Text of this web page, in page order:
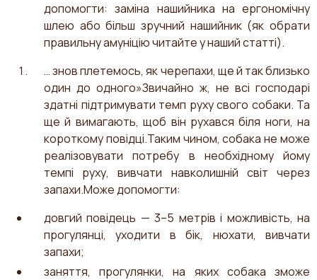
допомогти: заміна нашийника на ергономічну
шлею або більш зручний нашийник (як обрати
правильну амуніцію читайте у наший статті).
… знов плетемось, як черепахи, ще й так близько
один до одного»Звичайно ж, не всі господарі
здатні підтримувати темп руху свого собаки. Та
ще й вимагають, щоб він рухався біля ноги, на
короткому повідці.Таким чином, собака не може
реалізовувати потребу в необхідному йому
темпі руху, вивчати навколишній світ через
запахи.Може допомогти:
довгий повідець — 3–5 метрів і можливість, на
прогулянці, уходити в бік, нюхати, вивчати
запахи;
заняття, прогулянки, на яких собака зможе